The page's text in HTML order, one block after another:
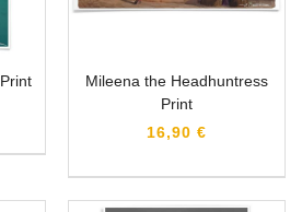
Mileena the Headhuntress
Print
16,90 €